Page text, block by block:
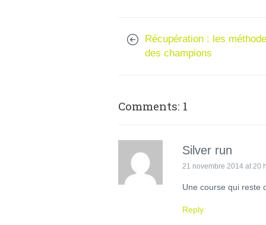
Récupération : les
des champions
Comments: 1
Silver run
21 novembre 2014 at 20
Une course qui reste
Reply